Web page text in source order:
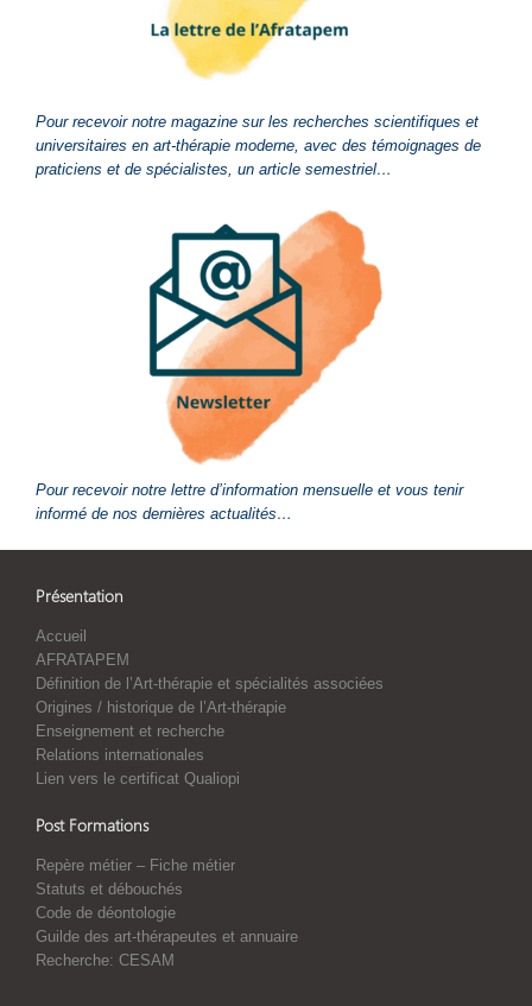
Pour recevoir notre magazine sur les recherches scientifiques et
universitaires en art-thérapie moderne, avec des témoignages de
praticiens et de spécialistes, un article semestriel…
Pour recevoir notre lettre d’information mensuelle et vous tenir
informé de nos dernières actualités…
Présentation
Accueil
AFRATAPEM
Définition de l’Art-thérapie et spécialités associées
Origines / historique de l’Art-thérapie
Enseignement et recherche
Relations internationales
Lien vers le certificat Qualiopi
Post Formations
Repère métier – Fiche métier
Statuts et débouchés
Code de déontologie
Guilde des art-thérapeutes et annuaire
Recherche: CESAM